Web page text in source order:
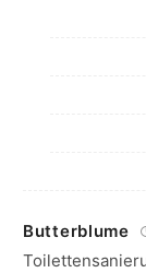
Butterblume